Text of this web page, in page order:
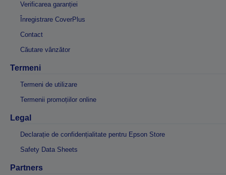
Verificarea garanției
Înregistrare CoverPlus
Contact
Căutare vânzător
Termeni
Termeni de utilizare
Termenii promoțiilor online
Legal
Declarație de confidențialitate pentru Epson Store
Safety Data Sheets
Partners